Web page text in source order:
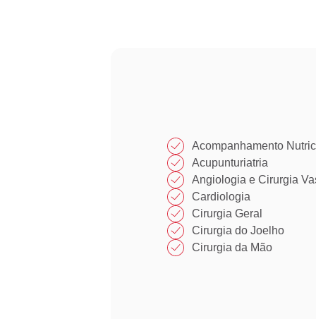
Acompanhamento
Acupunturiatria
Angiologia e Cirurgia
Cardiologia
Cirurgia Geral
Cirurgia do Joelho
Cirurgia da Mão​